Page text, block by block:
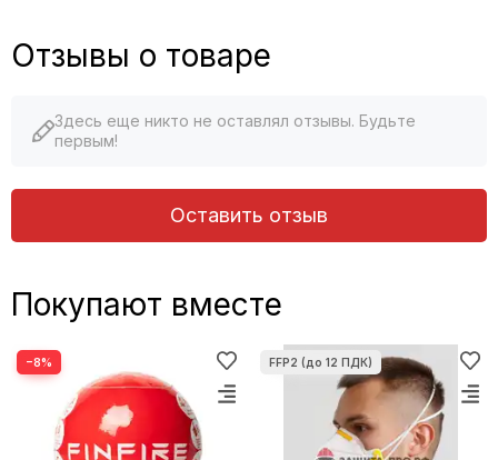
Отзывы о товаре
Здесь еще никто не оставлял отзывы. Будьте
первым!
Оставить отзыв
Покупают вместе
−8%